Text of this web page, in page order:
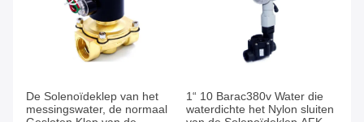
De Solenoïdeklep van het
messingswater, de normaal
1“ 10 Barac380v Water die
waterdichte het Nylon sluiten